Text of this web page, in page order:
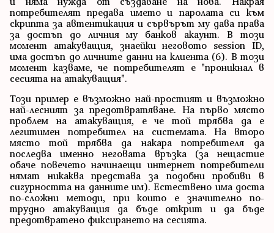
потребителят предава името и паролата си към
скрипта за автентикация и сървърът му дава права
за достъп до личния му банков акаунт. В този
момент атакуващия, знаейки неговото session ID,
има достъп до личните данни на клиента (6). В този
момент казваме, че потребителят е "проникнал в
сесията на атакуващия".
Този пример е възможно най-простият и възможно
най-лесният за предотвратяване. На първо място
проблем на атакуващия, е че той трябва да е
легитимен потребител на системата. На второ
място той трябва да накара потребителя да
последва именно неговата връзка (за нещастие
обаче повечето начинаещи интернет потребители
нямат никаква представа за подобни пробиви в
сигурността на данните им). Естествено има доста
по-сложни методи, при които е значително по-
трудно атакуващия да бъде открит и да бъде
предотвратено фиксирането на сесията.